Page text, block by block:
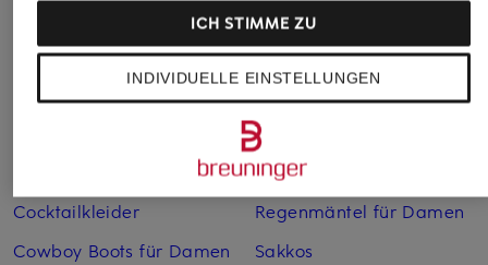
Bademäntel für Herren
Cocktailkleider
Cowboy Boots für Damen
Lederjacken für Damen
Lederjacken für Herren
Leinenkleider
Maxikleider
Regenmäntel für Damen
Sakkos
INDIVIDUELLE EINSTELLUNGEN
ICH STIMME ZU